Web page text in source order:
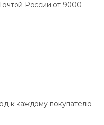
России от 9000
к каждому покупателю